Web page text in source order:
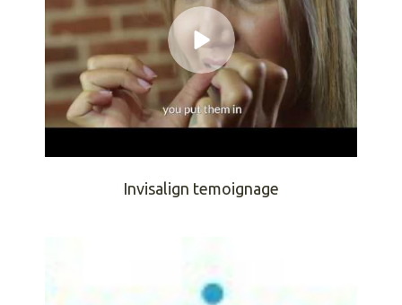
Invisalign temoignage